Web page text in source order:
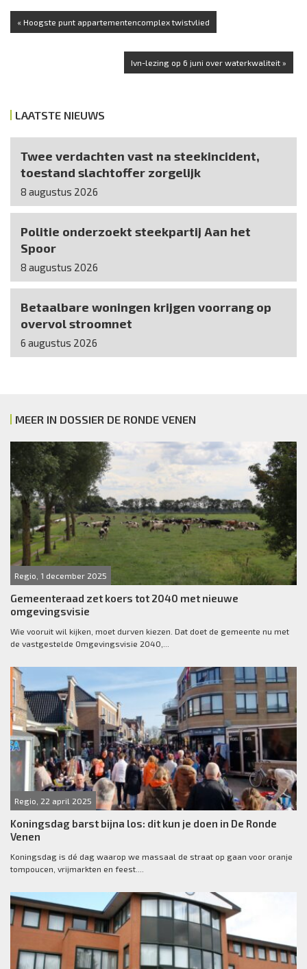
« Hoogste punt appartementencomplex twistvlied
Ivn-lezing op 6 juni over waterkwaliteit »
LAATSTE NIEUWS
Twee verdachten vast na steekincident,
toestand slachtoffer zorgelijk
8 augustus 2026
Politie onderzoekt steekpartij Aan het
Spoor
8 augustus 2026
Betaalbare woningen krijgen voorrang op
overvol stroomnet
6 augustus 2026
MEER IN DOSSIER DE RONDE VENEN
Regio, 1 december 2025
Gemeenteraad zet koers tot 2040 met nieuwe
omgevingsvisie
Wie vooruit wil kijken, moet durven kiezen. Dat doet de gemeente nu met
de vastgestelde Omgevingsvisie 2040,...
Regio, 22 april 2025
Koningsdag barst bijna los: dit kun je doen in De Ronde
Venen
Koningsdag is dé dag waarop we massaal de straat op gaan voor oranje
tompoucen, vrijmarkten en feest....